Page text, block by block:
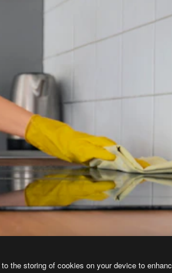
the storing of cookies on your device to